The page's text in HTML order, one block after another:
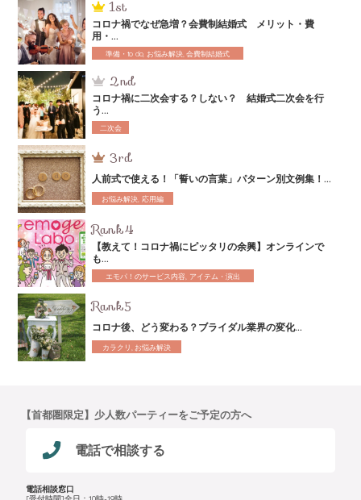
コロナ禍でなぜ急増？会費制結婚式 メリット・費
用・...
準備・to do, お悩み解決, 会費制結婚式
コロナ禍に二次会する？しない？ 結婚式二次会を行
う...
二次会
人前式で使える！「誓いの言葉」パターン別文例集！...
お悩み解決, 応用編
【教えて！コロナ禍にピッタリの余興】オンラインで
も...
エモパ！のサービス内容, アイテム・演出
コロナ後、どう変わる？ブライダル業界の変化...
カラクリ, お悩み解決
【首都圏限定】少人数パーティーをご予定の方へ
電話で相談する
電話相談窓口